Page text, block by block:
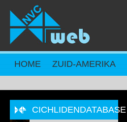
Overslaan en naar de inhoud gaan
HOME ZUID-AMERIKA
CICHLIDENDATABASE